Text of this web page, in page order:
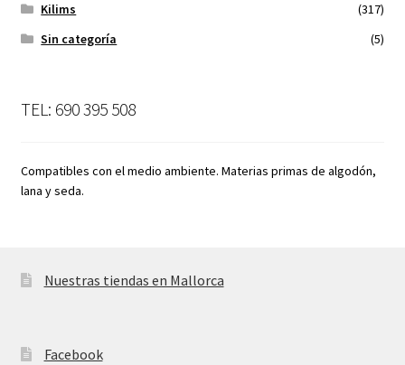
Kilims
(317)
Sin categoría
(5)
TEL: 690 395 508
Compatibles con el medio ambiente. Materias primas de algodón,
lana y seda.
Nuestras tiendas en Mallorca
Facebook